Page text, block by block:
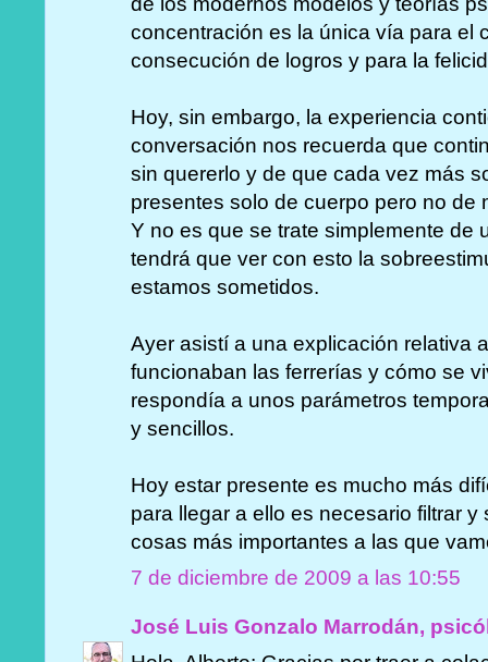
concentración es la única vía para el
consecución de logros y para la
Hoy, sin embargo, la experiencia
conversación nos recuerda que
sin quererlo y de que cada vez más
presentes solo de cuerpo pero no de
Y no es que se trate simplemente de
tendrá que ver con esto la
estamos sometidos.
Ayer asistí a una explicación relativa
funcionaban las ferrerías y cómo se
respondía a unos parámetros
y sencillos.
Hoy estar presente es mucho más
para llegar a ello es necesario filtrar
cosas más importantes a las que
7 de diciembre de 2009 a las 10:55
José Luis Gonzalo Marrodán,